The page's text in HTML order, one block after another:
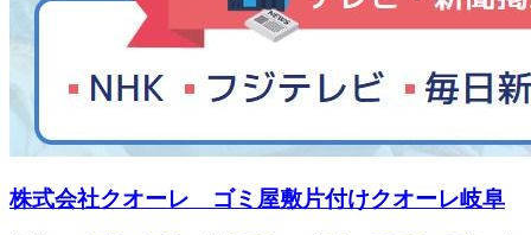
株式会社クオーレ ゴミ屋敷片付けクオーレ岐阜